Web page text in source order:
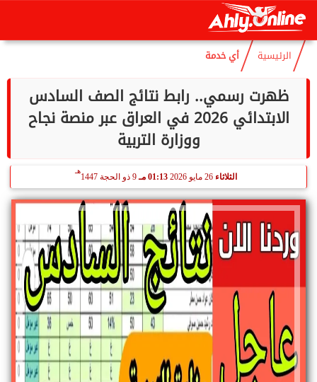
الجمعة
الرئيسية أي خدمة
ظهرت رسمي.. رابط نتائج الصف السادس
الابتدائي 2026 في العراق عبر منصة نجاح
ووزارة التربية
الثلاثاء 26 مايو 2026 01:13 مـ 9 ذو الحجة 1447
هـ